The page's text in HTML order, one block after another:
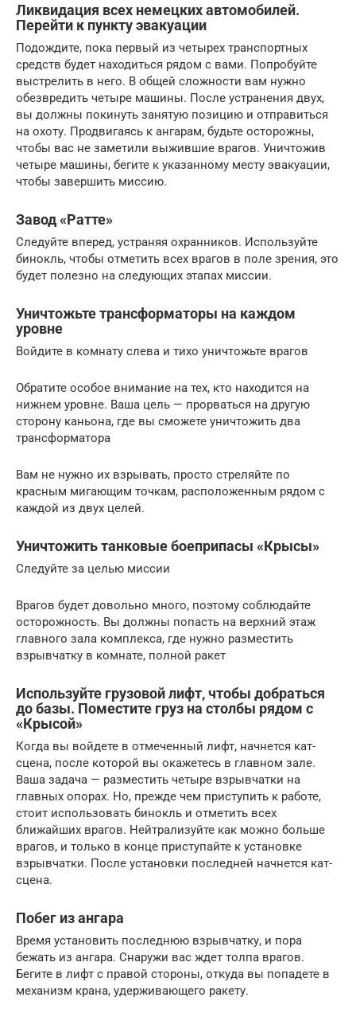
Ликвидация всех немецких автомобилей.
Перейти к пункту эвакуации
Подождите, пока первый из четырех транспортных
средств будет находиться рядом с вами. Попробуйте
выстрелить в него. В общей сложности вам нужно
обезвредить четыре машины. После устранения двух,
вы должны покинуть занятую позицию и отправиться
на охоту. Продвигаясь к ангарам, будьте осторожны,
чтобы вас не заметили выжившие врагов. Уничтожив
четыре машины, бегите к указанному месту эвакуации,
чтобы завершить миссию.
Завод «Ратте»
Следуйте вперед, устраняя охранников. Используйте
бинокль, чтобы отметить всех врагов в поле зрения, это
будет полезно на следующих этапах миссии.
Уничтожьте трансформаторы на каждом
уровне
Войдите в комнату слева и тихо уничтожьте врагов
Обратите особое внимание на тех, кто находится на
нижнем уровне. Ваша цель — прорваться на другую
сторону каньона, где вы сможете уничтожить два
трансформатора
Вам не нужно их взрывать, просто стреляйте по
красным мигающим точкам, расположенным рядом с
каждой из двух целей.
Уничтожить танковые боеприпасы «Крысы»
Следуйте за целью миссии
Врагов будет довольно много, поэтому соблюдайте
осторожность. Вы должны попасть на верхний этаж
главного зала комплекса, где нужно разместить
взрывчатку в комнате, полной ракет
Используйте грузовой лифт, чтобы добраться
до базы. Поместите груз на столбы рядом с
«Крысой»
Когда вы войдете в отмеченный лифт, начнется кат-
сцена, после которой вы окажетесь в главном зале.
Ваша задача — разместить четыре взрывчатки на
главных опорах. Но, прежде чем приступить к работе,
стоит использовать бинокль и отметить всех
ближайших врагов. Нейтрализуйте как можно больше
врагов, и только в конце приступайте к установке
взрывчатки. После установки последней начнется кат-
сцена.
Побег из ангара
Время установить последнюю взрывчатку, и пора
бежать из ангара. Снаружи вас ждет толпа врагов.
Бегите в лифт с правой стороны, откуда вы попадете в
механизм крана, удерживающего ракету.